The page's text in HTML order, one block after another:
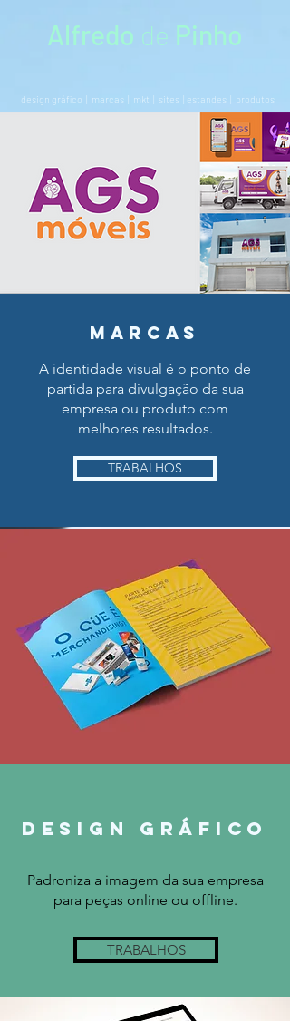
Alfredo de Pinho
design gráfico | marcas| mkt | sites| estandes| produtos
MARCAS
A identidade visual é o ponto de
partida para divulgação da sua
empresa ou produto com
melhores resultados.
TRABALHOS
DESIGN GRÁFICO
Padroniza a imagem da sua empresa
para peças online ou offline.
TRABALHOS